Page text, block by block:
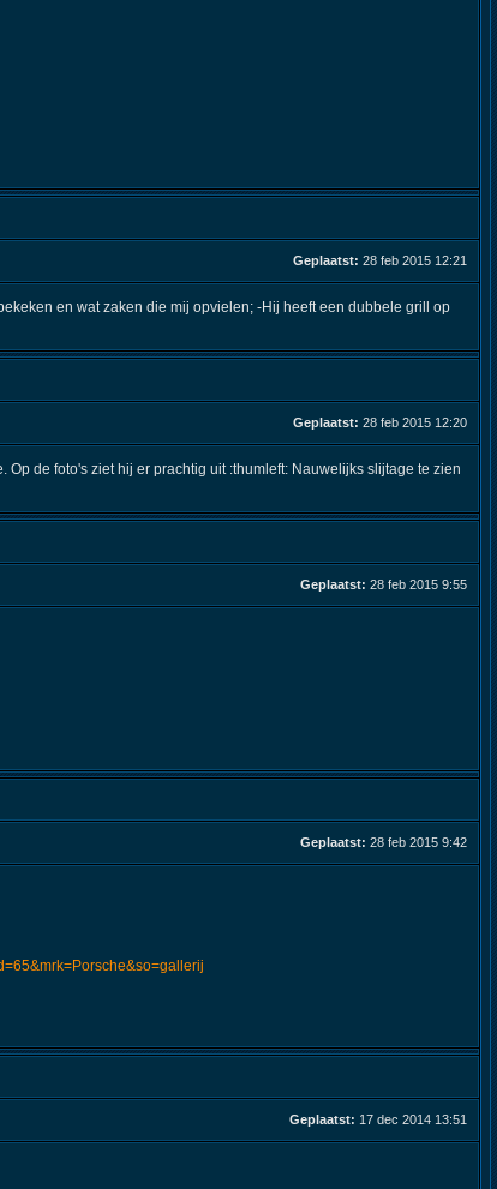
Geplaatst: 28 feb 2015 12:21
en wat zaken die mij opvielen; -Hij heeft een dubbele grill op
Geplaatst: 28 feb 2015 12:20
de foto's ziet hij er prachtig uit :thumleft: Nauwelijks slijtage te zien
Geplaatst: 28 feb 2015 9:55
Geplaatst: 28 feb 2015 9:42
Geplaatst: 17 dec 2014 13:51